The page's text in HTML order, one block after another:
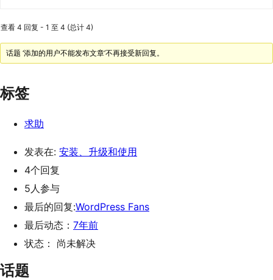
查看 4 回复 - 1 至 4 (总计 4)
话题 ‘添加的用户不能发布文章’不再接受新回复。
标签
求助
发表在: 安装、升级和使用
4个回复
5人参与
最后的回复:WordPress Fans
最后动态： 7年前
状态： 尚未解决
话题